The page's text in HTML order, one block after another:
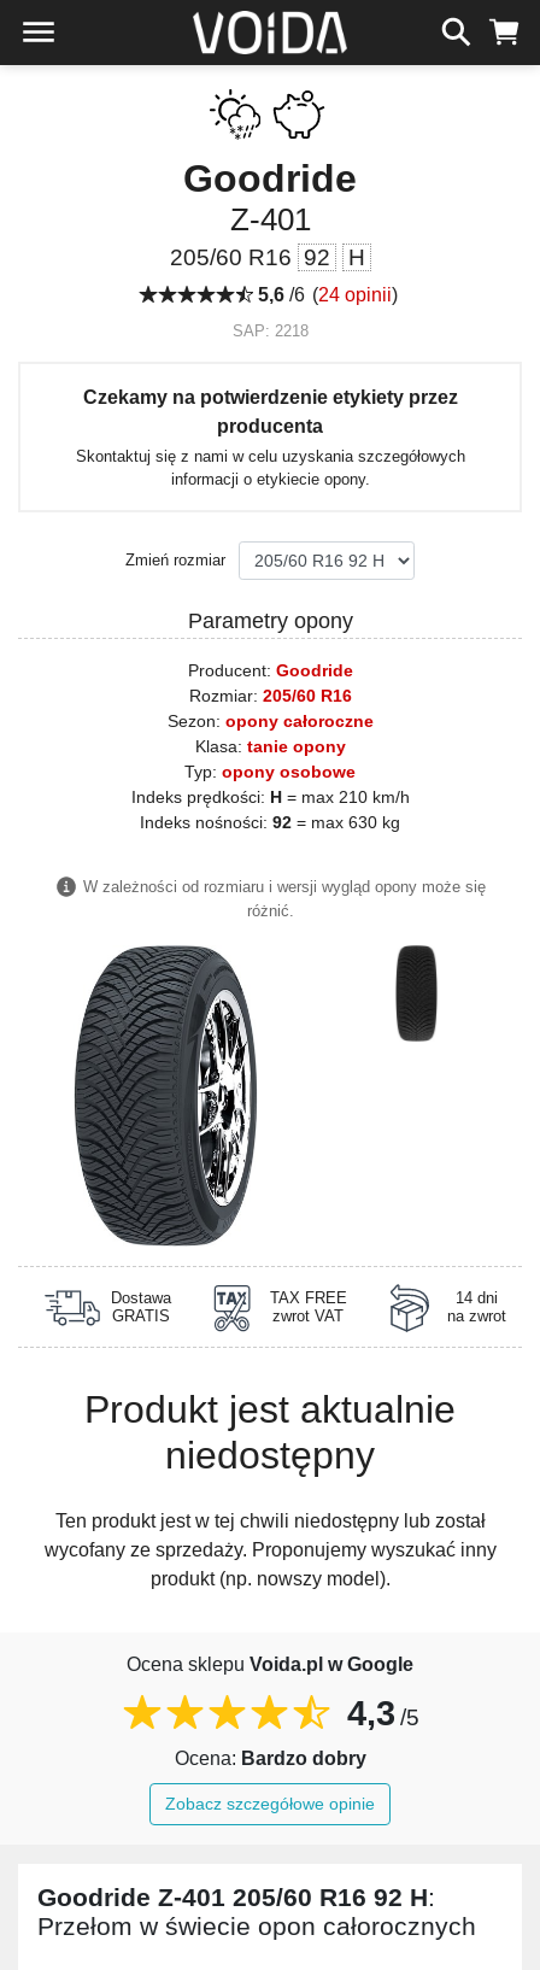
Goodride
Z-401
205/60 R16 92 H
5,6/6 (24 opinii)
SAP: 2218
Czekamy na potwierdzenie etykiety przez
producenta
Skontaktuj się z nami w celu uzyskania szczegółowych
informacji o etykiecie opony.
Zmień rozmiar
Parametry opony
Producent: Goodride
Rozmiar: 205/60 R16
Sezon: opony całoroczne
Klasa: tanie opony
Typ: opony osobowe
Indeks prędkości: H= max 210 km/h
Indeks nośności: 92 = max 630 kg
W zależności od rozmiaru i wersji wygląd opony może się
różnić.
Dostawa
GRATIS
TAX FREE
zwrot VAT
14 dni
na zwrot
Produkt jest aktualnie
niedostępny
Ten produkt jest w tej chwili niedostępny lub został
wycofany ze sprzedaży. Proponujemy wyszukać inny
produkt (np. nowszy model).
Ocena sklepu Voida.pl w Google
4,3 /5
Ocena: Bardzo dobry
Zobacz szczegółowe opinie
Goodride Z-401 205/60 R16 92 H:
Przełom w świecie opon całorocznych